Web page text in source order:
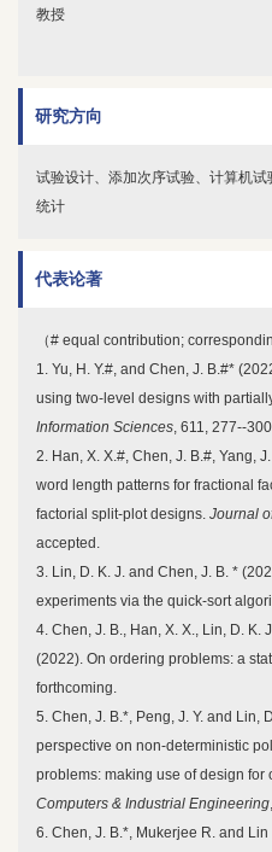
教授
研究方向
试验设计、添加次序试验、计算机
统计
代表论著
（# equal contribution;
1. Yu, H. Y.#, and Chen, J. B.#*
using two-level designs with
Information Sciences, 611, 277--
2. Han, X. X.#, Chen, J. B.#, Yang,
word length patterns for fractional
factorial split-plot designs. Journal
accepted.
3. Lin, D. K. J. and Chen, J. B. *
experiments via the quick-sort
4. Chen, J. B., Han, X. X., Lin, D. K.
(2022). On ordering problems: a
forthcoming.
5. Chen, J. B.*, Peng, J. Y. and Lin,
perspective on non-deterministic
problems: making use of design
Computers & Industrial Engineering
6. Chen, J. B.*, Mukerjee R. and